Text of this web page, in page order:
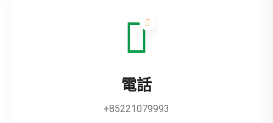
電話
+85221079993